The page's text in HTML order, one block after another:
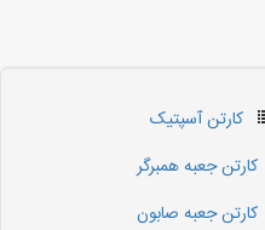
کارتن آسپتیک
کارتن جعبه همبرگر
کارتن جعبه صابون